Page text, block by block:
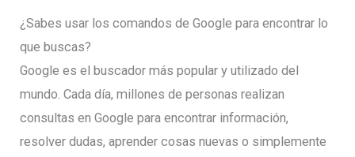
¿Sabes usar los comandos de Google para encontrar lo
que buscas?
Google es el buscador más popular y utilizado del
mundo. Cada día, millones de personas realizan
consultas en Google para encontrar información,
resolver dudas, aprender cosas nuevas o simplemente